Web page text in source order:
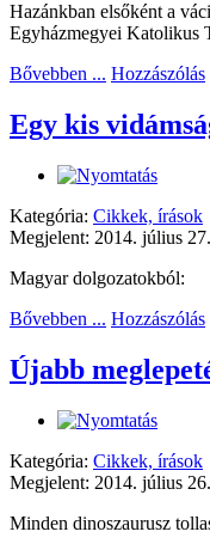
Hazánkban elsőként a
Egyházmegyei Katolikus
Bővebben ... Hozzászólás
Egy kis
Kategória: Cikkek, írások
Megjelent: 2014. július
Magyar dolgozatokból:
Bővebben ... Hozzászólás
Újabb
Kategória: Cikkek, írások
Megjelent: 2014. július
Minden dinoszaurusz